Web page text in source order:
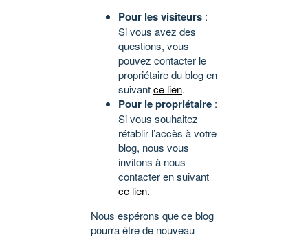
Pour les visiteurs :
Si vous avez des
questions, vous
pouvez contacter le
propriétaire du blog en
suivantce lien.
Pour le propriétaire :
Si vous souhaitez
rétablir l’accès à votre
blog, nous vous
invitons à nous
contacter en suivant
ce lien.
Nous espérons que ce blog
pourra être de nouveau